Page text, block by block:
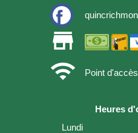
store
wifi
Point
Heures
Lundi